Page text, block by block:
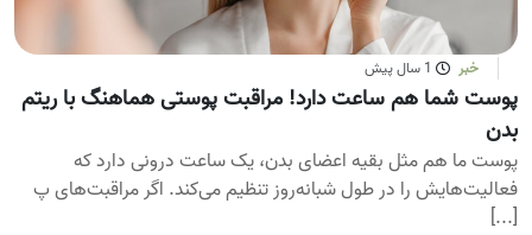
خبر 1 سال پیش
پوست شما هم ساعت دارد! مراقبت پوستی هماهنگ با ریتم
بدن
پوست ما هم مثل بقیه اعضای بدن، یک ساعت درونی دارد که
فعالیت‌هایش را در طول شبانه‌روز تنظیم می‌کند. اگر مراقبت‌های پ
[...]